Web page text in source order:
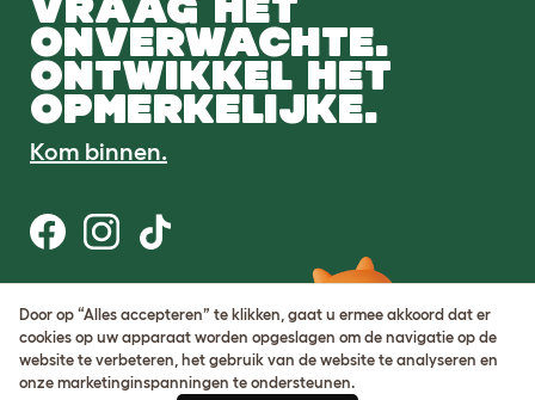
ONVERWACHTE.
ONTWIKKEL HET
OPMERKELIJKE.
Kom binnen.
Gebruiksvoorwaarden
Cookie & privacybeleid
Cookie Settings
Sitemap
Door op “Alles accepteren” te klikken, gaat u ermee akkoord dat er
cookies op uw apparaat worden opgeslagen om de navigatie op de
website te verbeteren, het gebruik van de website te analyseren en
onze marketinginspanningen te ondersteunen.